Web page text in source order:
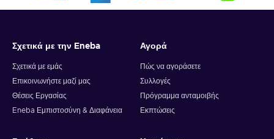
Σχετικά με την Eneba
Σχετικά με εμάς
Επικοινωνήστε μαζί μας
Θέσεις Εργασίας
Eneba Εμπιστοσύνη & Διαφάνεια
Αγορά
Πώς να αγοράσετε
Συλλογές
Πρόγραμμα ανταμοιβής
Εκπτώσεις